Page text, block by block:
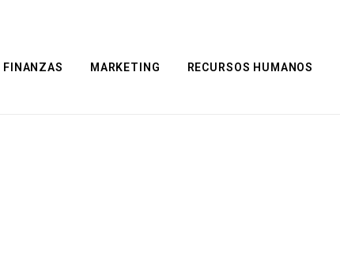
FINANZAS MARKETING RECURSOS HUMANOS